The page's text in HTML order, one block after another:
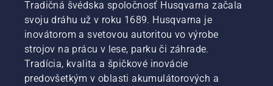
Tradičná švédska spoločnosť Husqvarna začala
svoju dráhu už v roku 1689. Husqvarna je
inovátorom a svetovou autoritou vo výrobe
strojov na prácu v lese, parku či záhrade.
Tradícia, kvalita a špičkové inovácie
predovšetkým v oblasti akumulátorových a